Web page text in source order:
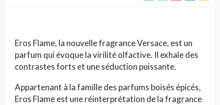
Eros Flame, la nouvelle fragrance Versace, est un
parfum qui évoque la virilité olfactive. Il exhale des
contrastes forts et une séduction puissante.
Appartenant à la famille des parfums boisés épicés,
Eros Flame est une réinterprétation de la fragrance